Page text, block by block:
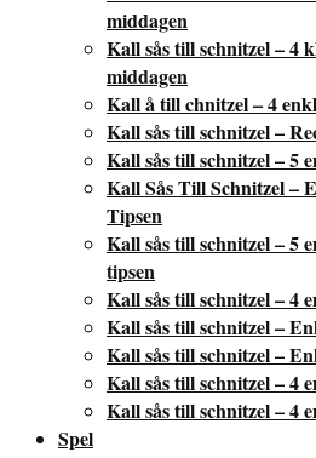
middagen
Kall sås till schnitzel – 4
middagen
Kall å till chnitzel – 4
Kall sås till schnitzel –
Kall sås till schnitzel – 5
Kall Sås Till Schnitzel –
Tipsen
Kall sås till schnitzel – 5
tipsen
Kall sås till schnitzel – 4
Kall sås till schnitzel –
Kall sås till schnitzel –
Kall sås till schnitzel – 4
Kall sås till schnitzel – 4
Spel